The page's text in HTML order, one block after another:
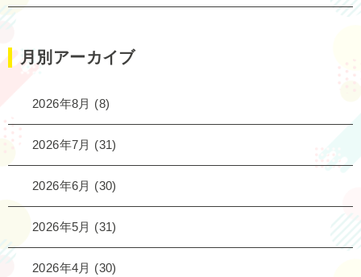
月別アーカイブ
2026年8月 (8)
2026年7月 (31)
2026年6月 (30)
2026年5月 (31)
2026年4月 (30)